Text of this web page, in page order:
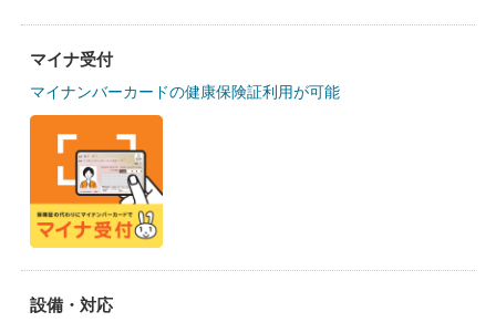
マイナ受付
マイナンバーカードの健康保険証利用が可能
設備・対応